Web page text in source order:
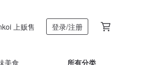
上贩售 登录/注册
美食 所有分类